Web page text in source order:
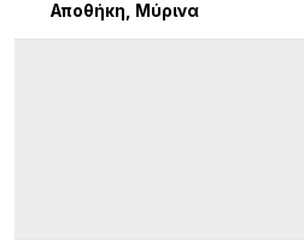
Αποθήκη, Μύρινα